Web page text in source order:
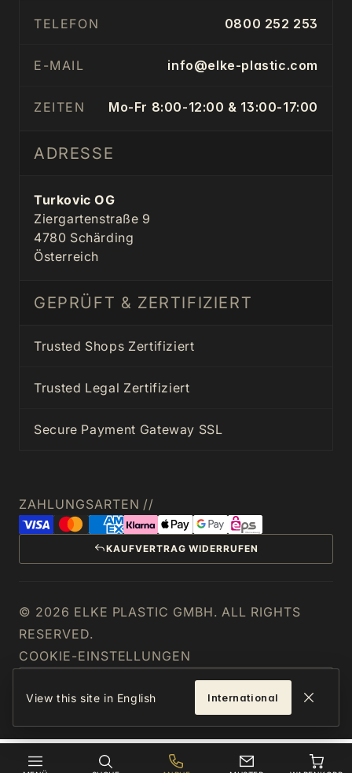
View this site in English International
TELEFON 0800 252 253
E-MAIL info@elke-plastic.com
ZEITEN Mo-Fr 8:00-12:00 & 13:00-17:00
ADRESSE
Turkovic OG
Ziergartenstraße 9
4780 Schärding
Österreich
GEPRÜFT & ZERTIFIZIERT
Trusted Shops Zertifiziert
Trusted Legal Zertifiziert
Secure Payment Gateway SSL
ZAHLUNGSARTEN //
KAUFVERTRAG WIDERRUFEN
© 2026 ELKE PLASTIC GMBH. ALL RIGHTS
RESERVED.
COOKIE-EINSTELLUNGEN
ÖSTERREICH